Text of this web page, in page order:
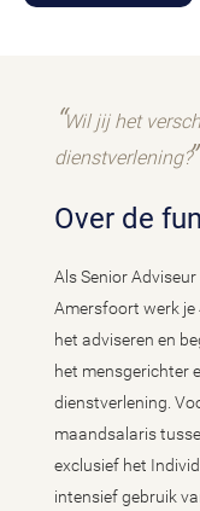
Wil jij het
dienstverlening?
Over de
Als Senior
Amersfoort werk je
het adviseren en
het mensgerichter
dienstverlening.
maandsalaris
exclusief het
intensief gebruik